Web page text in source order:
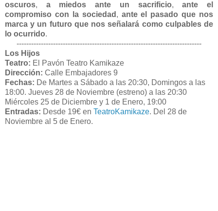
oscuros, a miedos ante un sacrificio, ante el
compromiso con la sociedad , ante el pasado que nos
marca y un futuro que nos señalará como culpables de
lo ocurrido.
----------------------------------------------------------------------------
Los Hijos
Teatro: El Pavón Teatro Kamikaze
Dirección: Calle Embajadores 9
Fechas: De Martes a Sábado a las 20:30, Domingos a las
18:00. Jueves 28 de Noviembre (estreno) a las 20:30
Miércoles 25 de Diciembre y 1 de Enero, 19:00
Entradas: Desde 19€ en TeatroKamikaze. Del 28 de
Noviembre al 5 de Enero.